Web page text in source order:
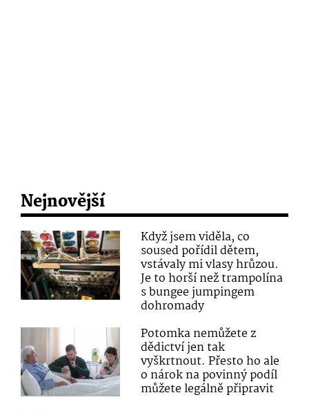
Nejnovější
Když jsem viděla, co
soused pořídil dětem,
vstávaly mi vlasy hrůzou.
Je to horší než trampolína
s bungee jumpingem
dohromady
Potomka nemůžete z
dědictví jen tak
vyškrtnout. Přesto ho ale
o nárok na povinný podíl
můžete legálně připravit